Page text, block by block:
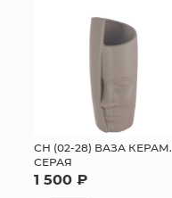
СН (02-28) ВАЗА КЕРАМ.
СЕРАЯ
1 500 ₽